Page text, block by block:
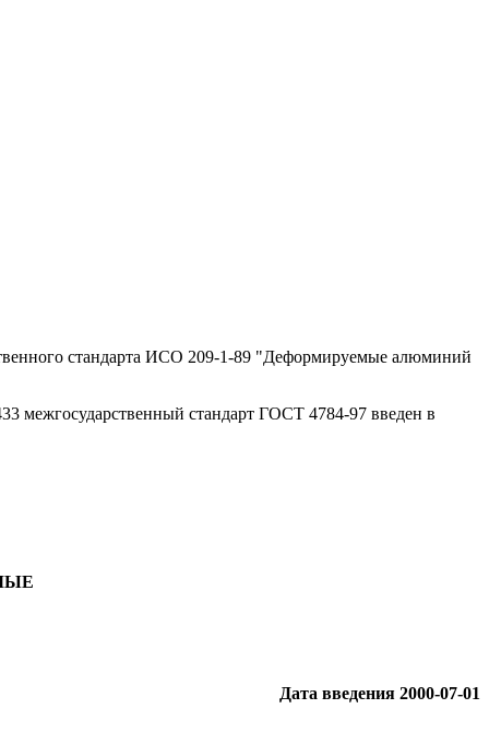
стандарта ИСО 209-1-89 "Деформируемые алюминий
межгосударственный стандарт ГОСТ 4784-97 введен в
Дата введения 2000-07-01